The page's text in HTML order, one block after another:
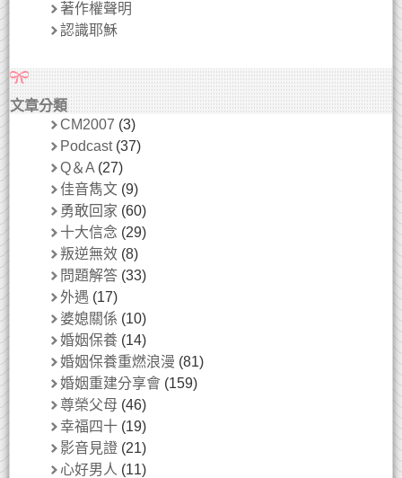
著作權聲明
認識耶穌
文章分類
CM2007 (3)
Podcast(37)
Q＆A (27)
佳音雋文 (9)
勇敢回家 (60)
十大信念 (29)
叛逆無效 (8)
問題解答 (33)
外遇 (17)
婆媳關係 (10)
婚姻保養 (14)
婚姻保養重燃浪漫 (81)
婚姻重建分享會 (159)
尊榮父母 (46)
幸福四十 (19)
影音見證 (21)
心好男人 (11)